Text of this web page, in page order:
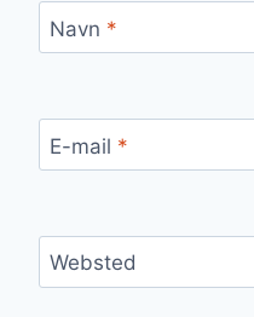
Navn *
E-mail *
Websted